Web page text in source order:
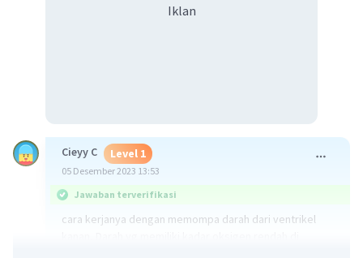
Iklan
Cieyy C Level 1
05 Desember 2023 13:53
Jawaban terverifikasi
cara kerjanya dengan memompa darah dari ventrikel